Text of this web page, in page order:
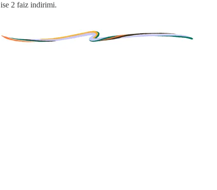
ise 2 faiz indirimi.